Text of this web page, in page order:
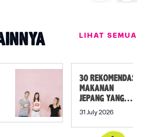
LIHAT SEMUA
30 REKOMENDASI
MAKANAN
JEPANG YANG
MUST TRY SELAIN
31 July 2026